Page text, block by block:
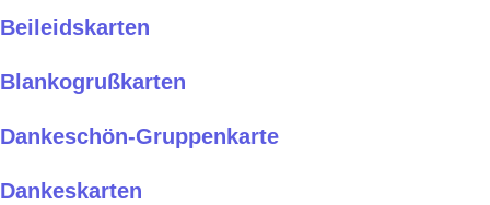
Beileidskarten
Blankogrußkarten
Dankeschön-Gruppenkarte
Dankeskarten